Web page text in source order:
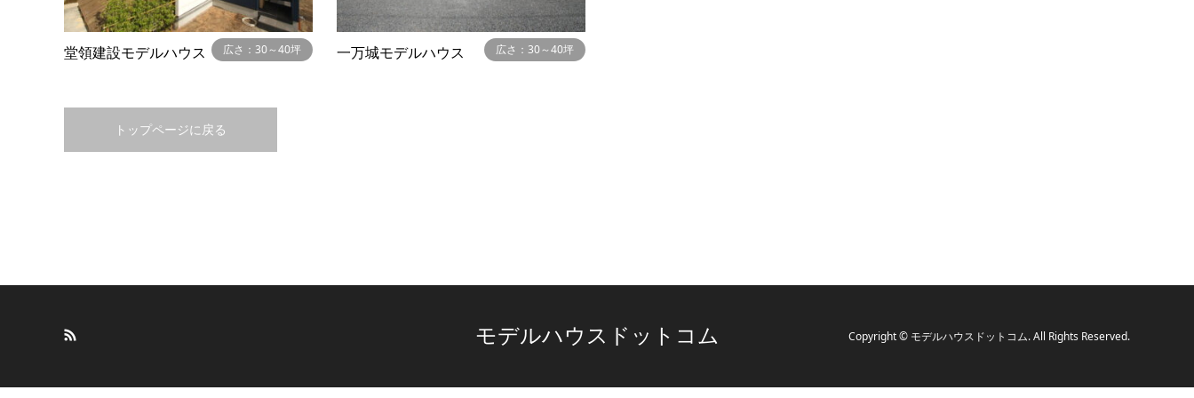
堂領建設モデルハウス 広さ：30～40坪 一万城モデルハウス 広さ：30～40坪
トップページに戻る
モデルハウスドットコム Copyright© モデルハウスドットコム. All Rights Reserved.